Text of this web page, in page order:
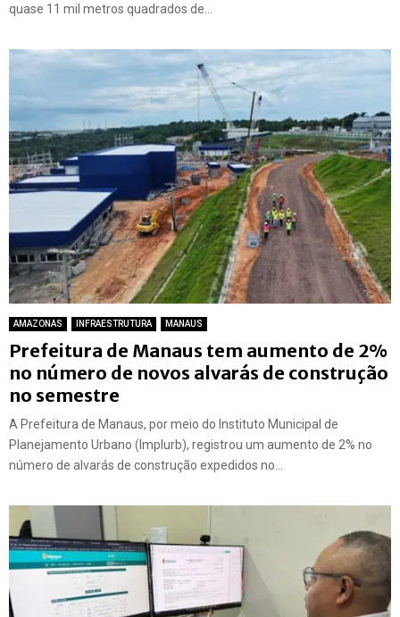
quase 11 mil metros quadrados de...
AMAZONAS INFRAESTRUTURA MANAUS
Prefeitura de Manaus tem aumento de 2%
no número de novos alvarás de construção
no semestre
A Prefeitura de Manaus, por meio do Instituto Municipal de
Planejamento Urbano (Implurb), registrou um aumento de 2% no
número de alvarás de construção expedidos no...